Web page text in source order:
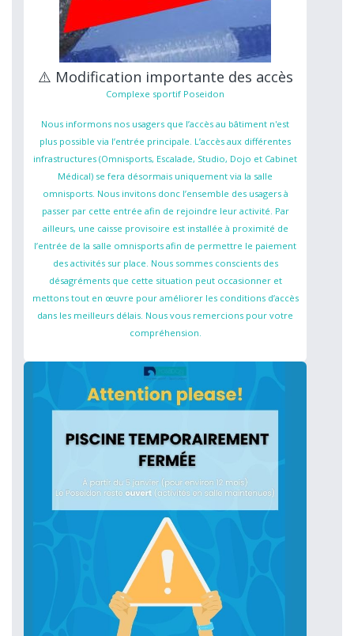
⚠️ Modification importante des accès
Complexe sportif Poseidon
Nous informons nos usagers que l’accès au bâtiment n'est
plus possible via l’entrée principale. L’accès aux différentes
infrastructures (Omnisports, Escalade, Studio, Dojo et Cabinet
Médical) se fera désormais uniquement via la salle
omnisports. Nous invitons donc l’ensemble des usagers à
passer par cette entrée afin de rejoindre leur activité. Par
ailleurs, une caisse provisoire est installée à proximité de
l’entrée de la salle omnisports afin de permettre le paiement
des activités sur place. Nous sommes conscients des
désagréments que cette situation peut occasionner et
mettons tout en œuvre pour améliorer les conditions d’accès
dans les meilleurs délais. Nous vous remercions pour votre
compréhension.